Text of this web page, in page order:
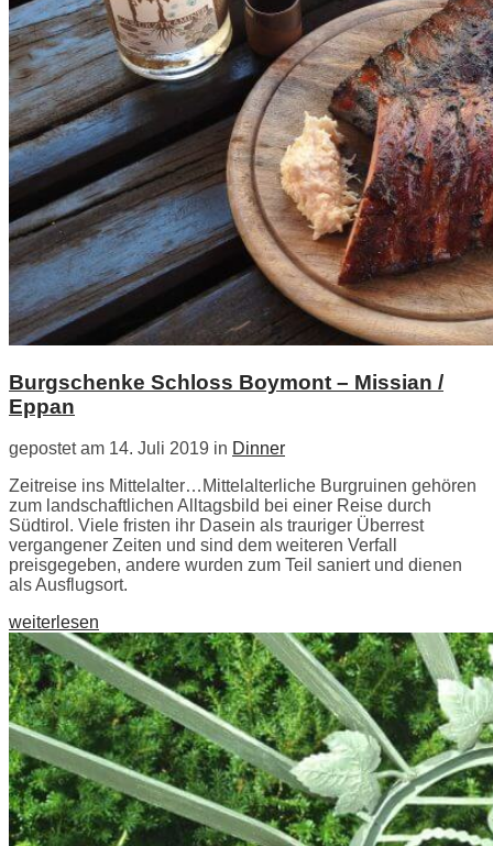
Burgschenke Schloss Boymont – Missian /
Eppan
gepostet am 14. Juli 2019 in Dinner
Zeitreise ins Mittelalter…Mittelalterliche Burgruinen gehören
zum landschaftlichen Alltagsbild bei einer Reise durch
Südtirol. Viele fristen ihr Dasein als trauriger Überrest
vergangener Zeiten und sind dem weiteren Verfall
preisgegeben, andere wurden zum Teil saniert und dienen
als Ausflugsort.
weiterlesen